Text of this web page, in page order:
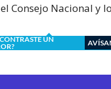
el Consejo Nacional y
UN